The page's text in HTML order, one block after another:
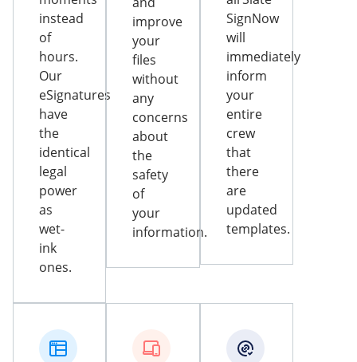
instead
of
hours.
Our
eSignatures
have
the
identical
legal
power
as
wet-
ink
ones.
improve
your
files
without
any
concerns
about
the
safety
of
your
information.
SignNow
will
immediately
inform
your
entire
crew
that
there
are
updated
templates.